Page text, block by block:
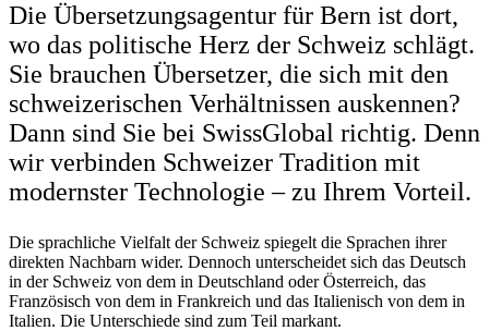
Die Übersetzungsagentur für Bern ist dort,
wo das politische Herz der Schweiz schlägt.
Sie brauchen Übersetzer, die sich mit den
schweizerischen Verhältnissen auskennen?
Dann sind Sie bei SwissGlobal richtig. Denn
wir verbinden Schweizer Tradition mit
modernster Technologie – zu Ihrem Vorteil.
Die sprachliche Vielfalt der Schweiz spiegelt die Sprachen ihrer
direkten Nachbarn wider. Dennoch unterscheidet sich das Deutsch
in der Schweiz von dem in Deutschland oder Österreich, das
Französisch von dem in Frankreich und das Italienisch von dem in
Italien. Die Unterschiede sind zum Teil markant.